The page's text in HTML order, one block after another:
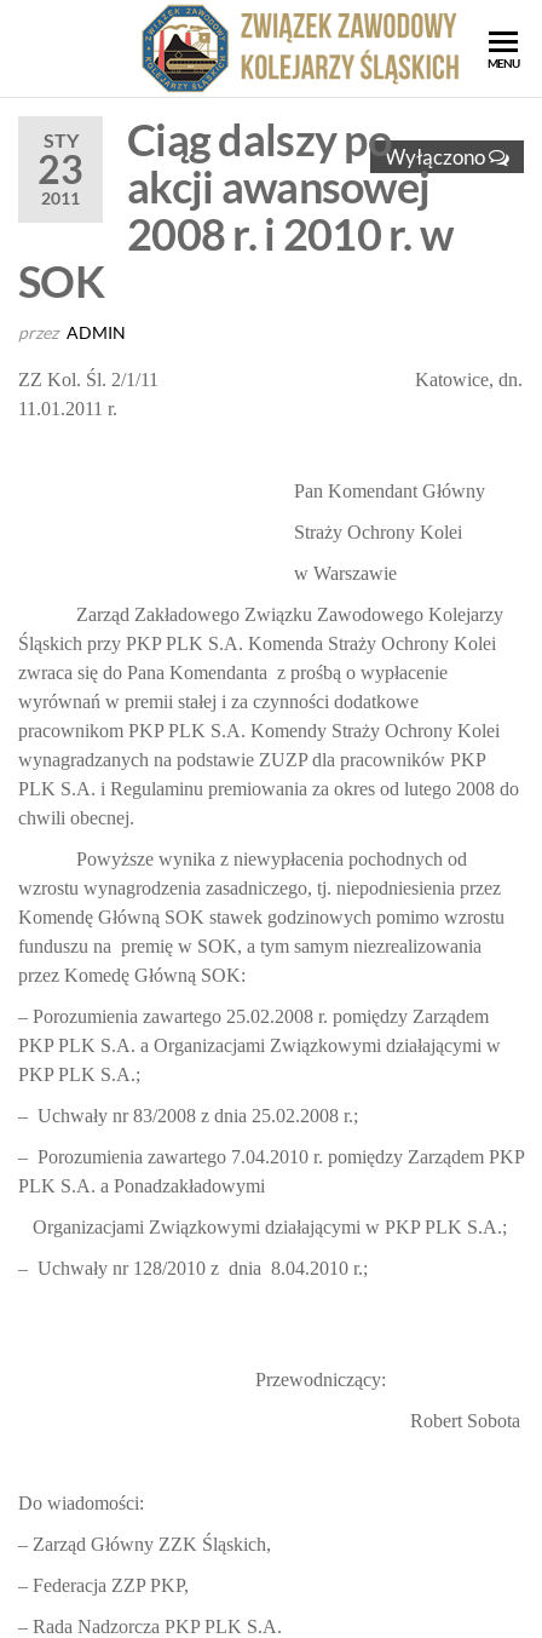
MENU
STY
23
2011
Wyłączono
Ciąg dalszy po
akcji awansowej
2008 r. i 2010 r. w
SOK
przez ADMIN
ZZ Kol. Śl. 2/1/11
Katowice, dn.
11.01.2011 r.
Pan Komendant Główny
Straży Ochrony Kolei
w Warszawie
Zarząd Zakładowego Związku Zawodowego Kolejarzy
Śląskich przy PKP PLK S.A. Komenda Straży Ochrony Kolei
zwraca się do Pana Komendanta z prośbą o wypłacenie
wyrównań w premii stałej i za czynności dodatkowe
pracownikom PKP PLK S.A. Komendy Straży Ochrony Kolei
wynagradzanych na podstawie ZUZP dla pracowników PKP
PLK S.A. i Regulaminu premiowania za okres od lutego 2008 do
chwili obecnej.
Powyższe wynika z niewypłacenia pochodnych od
wzrostu wynagrodzenia zasadniczego, tj. niepodniesienia przez
Komendę Główną SOK stawek godzinowych pomimo wzrostu
funduszu na premię w SOK, a tym samym niezrealizowania
przez Komedę Główną SOK:
– Porozumienia zawartego 25.02.2008 r. pomiędzy Zarządem
PKP PLK S.A. a Organizacjami Związkowymi działającymi w
PKP PLK S.A.;
– Uchwały nr 83/2008 z dnia 25.02.2008 r.;
– Porozumienia zawartego 7.04.2010 r. pomiędzy Zarządem PKP
PLK S.A. a Ponadzakładowymi
Organizacjami Związkowymi działającymi w PKP PLK S.A.;
– Uchwały nr 128/2010 z dnia 8.04.2010 r.;
Przewodniczący:
Robert Sobota
Do wiadomości:
– Zarząd Główny ZZK Śląskich,
– Federacja ZZP PKP,
– Rada Nadzorcza PKP PLK S.A.